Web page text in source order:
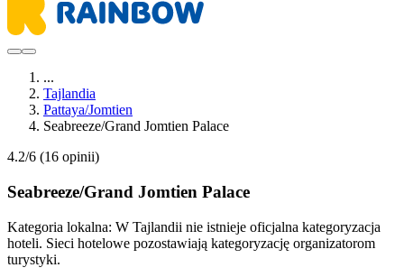
...
Tajlandia
Pattaya/Jomtien
Seabreeze/Grand Jomtien Palace
4.2/6 (16 opinii)
Seabreeze/Grand Jomtien Palace
Kategoria lokalna: W Tajlandii nie istnieje oficjalna kategoryzacja
hoteli. Sieci hotelowe pozostawiają kategoryzację organizatorom
turystyki.